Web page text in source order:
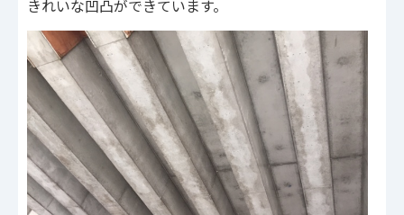
きれいな凹凸ができています。